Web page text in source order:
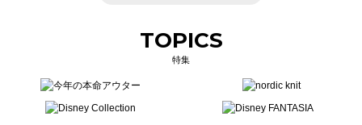
TOPICS
特集